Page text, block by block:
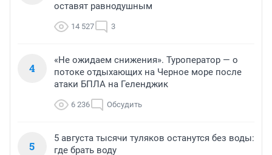
оставят равнодушным
14 527 3
4
«Не ожидаем снижения». Туроператор — о
потоке отдыхающих на Черное море после
атаки БПЛА на Геленджик
6 236 Обсудить
5
5 августа тысячи туляков останутся без воды:
где брать воду